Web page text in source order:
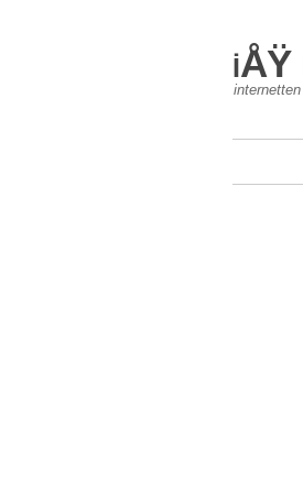
iÅŸ